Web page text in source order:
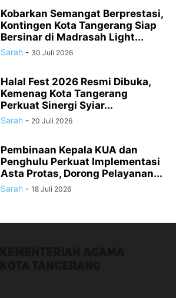
Kobarkan Semangat Berprestasi,
Kontingen Kota Tangerang Siap
Bersinar di Madrasah Light...
Sarah - 30 Juli 2026
Halal Fest 2026 Resmi Dibuka,
Kemenag Kota Tangerang
Perkuat Sinergi Syiar...
Sarah - 20 Juli 2026
Pembinaan Kepala KUA dan
Penghulu Perkuat Implementasi
Asta Protas, Dorong Pelayanan...
Sarah - 18 Juli 2026